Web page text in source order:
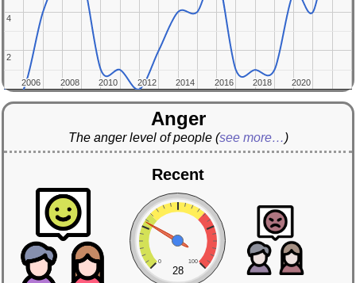
2006
2006 2008
2008 2010
2010 2012
2012 2014
2014 2016
2016 2018
2018 2020
2020
2
2
4
4
Anger
The anger level of people (see more…)
Recent
0 100
28